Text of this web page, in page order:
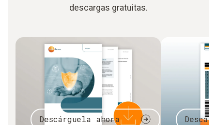
descargas gratuitas.
Descárguela ahora